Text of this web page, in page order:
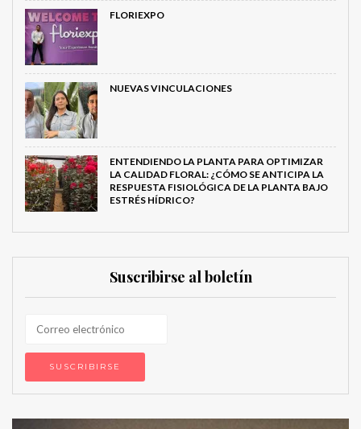
FLORIEXPO
NUEVAS VINCULACIONES
ENTENDIENDO LA PLANTA PARA OPTIMIZAR
LA CALIDAD FLORAL: ¿CÓMO SE ANTICIPA LA
RESPUESTA FISIOLÓGICA DE LA PLANTA BAJO
ESTRÉS HÍDRICO?
Suscribirse al boletín